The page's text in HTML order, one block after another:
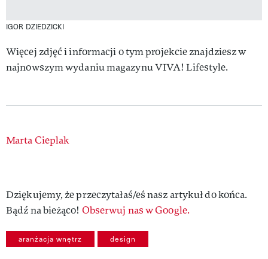
IGOR DZIEDZICKI
Więcej zdjęć i informacji o tym projekcie znajdziesz w
najnowszym wydaniu magazynu VIVA! Lifestyle.
Authors
Marta Cieplak
Dziękujemy, że przeczytałaś/eś nasz artykuł do końca.
Bądź na bieżąco! Obserwuj nas w Google.
aranżacja wnętrz design